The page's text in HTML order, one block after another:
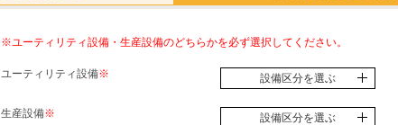
※ユーティリティ設備・生産設備のどちらかを必ず選択してください。
ユーティリティ設備※ 設備区分を選ぶ
生産設備※ 設備区分を選ぶ